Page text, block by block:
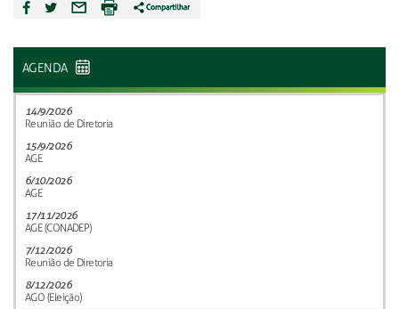
AGENDA
14/9/2026
Reunião de Diretoria
15/9/2026
AGE
6/10/2026
AGE
17/11/2026
AGE (CONADEP)
7/12/2026
Reunião de Diretoria
8/12/2026
AGO (Eleição)